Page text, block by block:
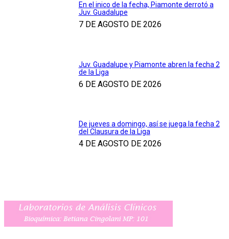
En el inico de la fecha, Piamonte derrotó a
Juv. Guadalupe
7 DE AGOSTO DE 2026
Juv. Guadalupe y Piamonte abren la fecha 2
de la Liga
6 DE AGOSTO DE 2026
De jueves a domingo, así se juega la fecha 2
del Clausura de la Liga
4 DE AGOSTO DE 2026